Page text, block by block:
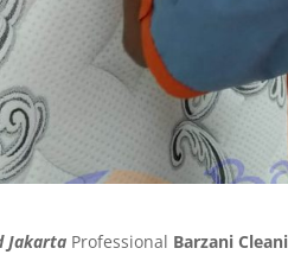
Jakarta Professional Barzani